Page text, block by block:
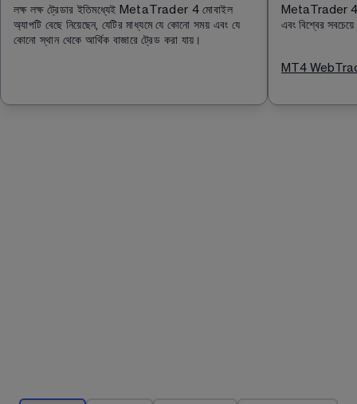
লক্ষ লক্ষ ট্রেডার ইতিমধ্যেই MetaTrader 4 মোবাইল
অ্যাপটি বেছে নিয়েছেন, যেটির মাধ্যমে যে কোনো সময় এবং যে
কোনো স্থান থেকে আর্থিক বাজারে ট্রেড করা যায়।
MetaTrader 4
এবং বিশ্বের
MT4